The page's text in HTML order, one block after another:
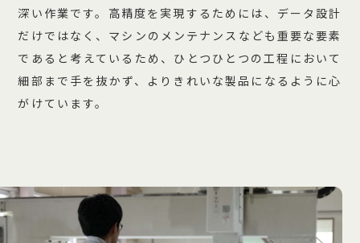
深い作業です。高精度を実現するためには、データ設計
だけではなく、マシンのメンテナンスなども重要な要素
であると考えているため、ひとつひとつの工程において
細部まで手を抜かず、よりきれいな製品になるように心
がけています。